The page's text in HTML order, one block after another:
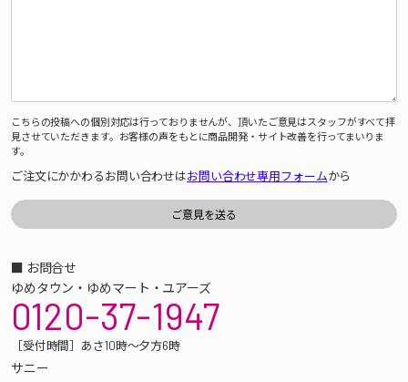
こちらの投稿への個別対応は行っておりませんが、頂いたご意見はスタッフがすべて拝
見させていただきます。お客様の声をもとに商品開発・サイト改善を行ってまいりま
す。
ご注文にかかわるお問い合わせはお問い合わせ専用フォームから
■ お問合せ
ゆめタウン・ゆめマート・ユアーズ
0120-37-1947
［受付時間］あさ10時～夕方6時
サニー